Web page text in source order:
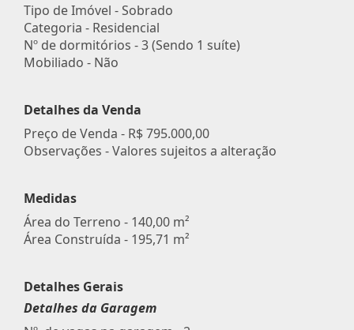
Tipo de Imóvel - Sobrado
Categoria - Residencial
Nº de dormitórios - 3 (Sendo 1 suíte)
Mobiliado - Não
Detalhes da Venda
Preço de Venda - R$ 795.000,00
Observações - Valores sujeitos a alteração
Medidas
Área do Terreno - 140,00 m²
Área Construída - 195,71 m²
Detalhes Gerais
Detalhes da Garagem